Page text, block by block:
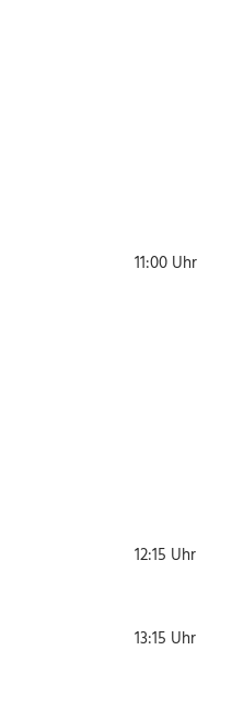
11:00 Uhr
12:15 Uhr
13:15 Uhr